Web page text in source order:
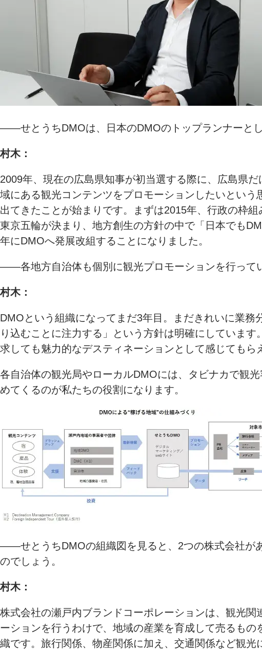
――せとうちDMOは、日本のDMOのトップランナーと
村木：
2009年、現在の広島県知事が初当選する際に、広島県
域にある観光コンテンツをプロモーションしたいとい
出てきたことが始まりです。まずは2015年、行政の枠
東京五輪が決まり、地方創生の方針の中で「日本でも
年にDMOへ発展改組することになりました。
――各地方自治体も個別に観光プロモーションを行って
村木：
DMOという組織になってまだ3年目。まだきれいに業
り込むことに注力する」という方針は明確にしていま
求しても魅力的なデスティネーションとして感じてもら
各自治体の観光局やローカルDMOには、タビナカで観
めてくるのが私たちの役割になります。
――せとうちDMOの組織図を見ると、2つの株式会社が
のでしょう。
村木：
株式会社の瀬戸内ブランドコーポレーションは、観光
ーションを行うわけで、地域の産業を育成して売るも
織です。旅行関係、物産関係に加え、交通関係など観